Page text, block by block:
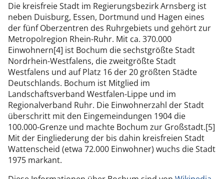
Die kreisfreie Stadt im Regierungsbezirk Arnsberg ist
neben Duisburg, Essen, Dortmund und Hagen eines
der fünf Oberzentren des Ruhrgebiets und gehört zur
Metropolregion Rhein-Ruhr. Mit ca. 370.000
Einwohnern[4] ist Bochum die sechstgrößte Stadt
Nordrhein-Westfalens, die zweitgrößte Stadt
Westfalens und auf Platz 16 der 20 größten Städte
Deutschlands. Bochum ist Mitglied im
Landschaftsverband Westfalen-Lippe und im
Regionalverband Ruhr. Die Einwohnerzahl der Stadt
überschritt mit den Eingemeindungen 1904 die
100.000-Grenze und machte Bochum zur Großstadt.[5]
Mit der Eingliederung der bis dahin kreisfreien Stadt
Wattenscheid (etwa 72.000 Einwohner) wuchs die Stadt
1975 markant.